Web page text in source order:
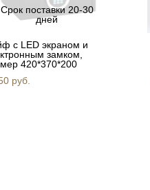
Срок поставки 20-30
дней
c LED экраном и
замком,
420*370*200
pуб.